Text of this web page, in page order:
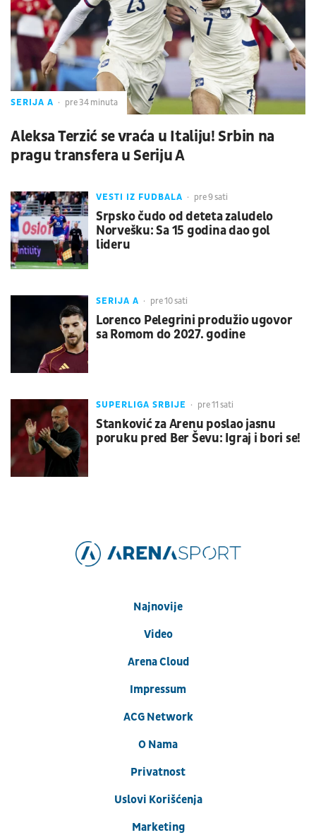
SERIJA A pre 34 minuta
Aleksa Terzić se vraća u Italiju! Srbin na
pragu transfera u Seriju A
VESTI IZ FUDBALA pre 9 sati
Srpsko čudo od deteta zaludelo
Norvešku: Sa 15 godina dao gol
lideru
SERIJA A pre 10 sati
Lorenco Pelegrini produžio ugovor
sa Romom do 2027. godine
SUPERLIGA SRBIJE pre 11 sati
Stanković za Arenu poslao jasnu
poruku pred Ber Ševu: Igraj i bori se!
Najnovije
Video
Arena Cloud
Impressum
ACG Network
O Nama
Privatnost
Uslovi Korišćenja
Marketing